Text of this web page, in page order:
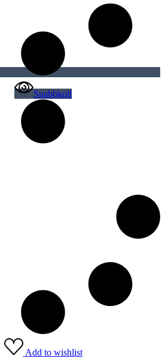
Snabbkoll
Add to wishlist